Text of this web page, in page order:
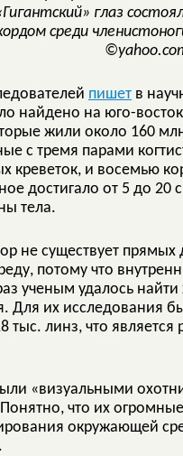
глаз
среди
пишет в
найдено на юго-
жили около 160
с тремя парами
креветок, и восемью
достигало от 5 до 20
тела.
не существует прямых
потому что
ученым удалось
Для их исследования
тыс. линз, что
«визуальными
что их
окружающей